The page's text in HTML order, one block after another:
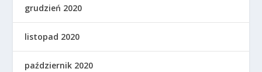
grudzień 2020
listopad 2020
październik 2020